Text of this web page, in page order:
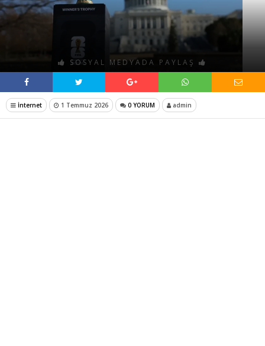
SOSYAL MEDYADA PAYLAŞ
İnternet 1 Temmuz 2026 0 YORUM admin